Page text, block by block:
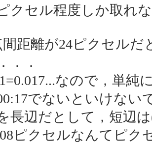
クセル程度しか取れ
間距離が24ピクセルだ
．．
なので，単純
でないといけない
長辺だとして，短辺
ピクセルなんてピク